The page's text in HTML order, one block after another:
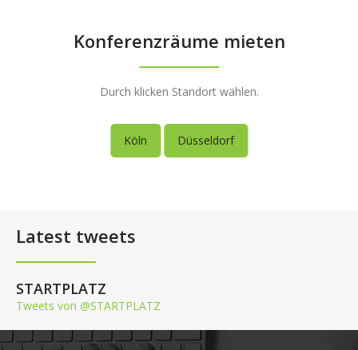
Konferenzräume mieten
Durch klicken Standort wählen.
Köln Düsseldorf
Latest tweets
STARTPLATZ
Tweets von @STARTPLATZ